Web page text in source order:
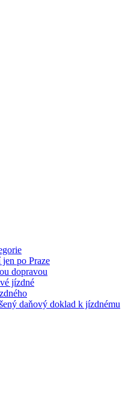
jen po Praze
dopravou
jízdné
daňový doklad k jízdnému